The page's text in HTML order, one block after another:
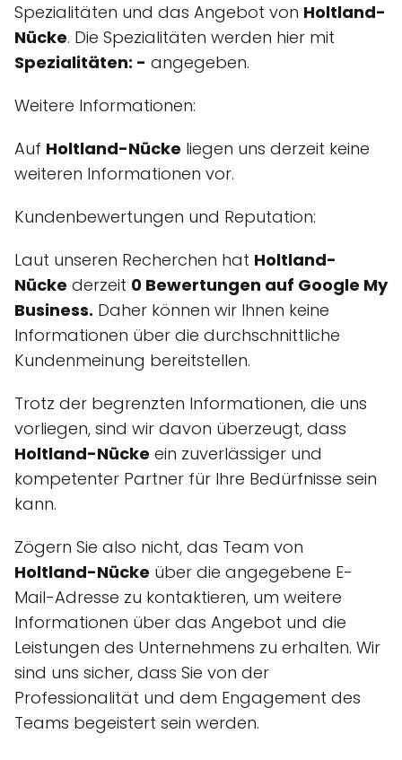
Spezialitäten und das Angebot von Holtland-
Nücke. Die Spezialitäten werden hier mit
Spezialitäten: - angegeben.
Weitere Informationen:
Auf Holtland-Nücke liegen uns derzeit keine
weiteren Informationen vor.
Kundenbewertungen und Reputation:
Laut unseren Recherchen hat Holtland-
Nücke derzeit 0 Bewertungen auf Google My
Business. Daher können wir Ihnen keine
Informationen über die durchschnittliche
Kundenmeinung bereitstellen.
Trotz der begrenzten Informationen, die uns
vorliegen, sind wir davon überzeugt, dass
Holtland-Nücke ein zuverlässiger und
kompetenter Partner für Ihre Bedürfnisse sein
kann.
Zögern Sie also nicht, das Team von
Holtland-Nücke über die angegebene E-
Mail-Adresse zu kontaktieren, um weitere
Informationen über das Angebot und die
Leistungen des Unternehmens zu erhalten. Wir
sind uns sicher, dass Sie von der
Professionalität und dem Engagement des
Teams begeistert sein werden.